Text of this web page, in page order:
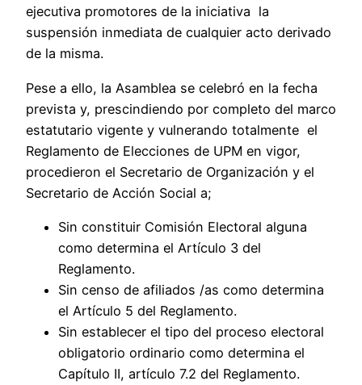
ejecutiva promotores de la iniciativa la
suspensión inmediata de cualquier acto derivado
de la misma.
Pese a ello, la Asamblea se celebró en la fecha
prevista y, prescindiendo por completo del marco
estatutario vigente y vulnerando totalmente el
Reglamento de Elecciones de UPM en vigor,
procedieron el Secretario de Organización y el
Secretario de Acción Social a;
Sin constituir Comisión Electoral alguna
como determina el Artículo 3 del
Reglamento.
Sin censo de afiliados /as como determina
el Artículo 5 del Reglamento.
Sin establecer el tipo del proceso electoral
obligatorio ordinario como determina el
Capítulo II, artículo 7.2 del Reglamento.